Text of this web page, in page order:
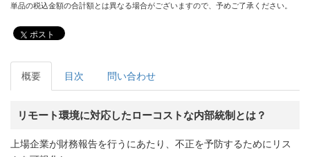
単品の税込金額の合計額とは異なる場合がございますので、予めご了承ください。
ポスト
概要 目次 問い合わせ
リモート環境に対応したローコストな内部統制とは？
上場企業が財務報告を行うにあたり、不正を予防するためにリス